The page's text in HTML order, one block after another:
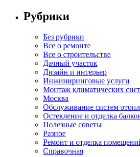
Рубрики
Без рубрики
Все о ремонте
Все о строительстве
Дачный участок
Дизайн и интерьер
Инжиниринговые услуги
Монтаж климатических
Москва
Обслуживание систем
Остекление и отделка
Полезные советы
Разное
Ремонт и отделка
Справочная